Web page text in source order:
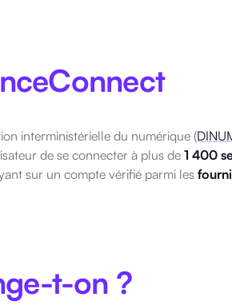
interministérielle du numérique (
de se connecter à plus de 1 400
sur un compte vérifié parmi les
t-on ?